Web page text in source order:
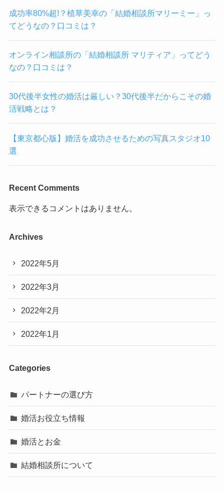
成功率80%超!？植草美幸の「結婚相談所マリーミー」っ
てどうなの？口コミは？
オンライン相談所の「結婚相談所 マリティア」ってどう
なの？口コミは？
30代後半女性の婚活は厳しい？30代後半だからこその婚
活戦略とは？
【東京都心版】婚活を成功させるための写真スタジオ10
選
Recent Comments
表示できるコメントはありません。
Archives
2022年5月
2022年3月
2022年2月
2022年1月
Categories
パートナーの選び方
婚活お役立ち情報
婚活とお金
結婚相談所について